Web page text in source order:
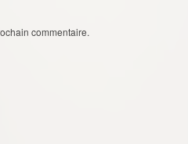
commentaire.